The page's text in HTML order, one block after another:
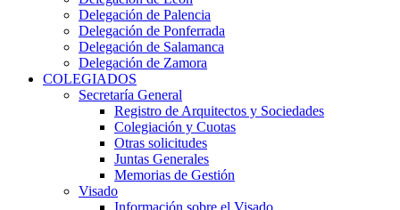
Delegación de Palencia
Delegación de Ponferrada
Delegación de Salamanca
Delegación de Zamora
COLEGIADOS
Secretaría General
Registro de Arquitectos y Sociedades
Colegiación y Cuotas
Otras solicitudes
Juntas Generales
Memorias de Gestión
Visado
Información sobre el Visado